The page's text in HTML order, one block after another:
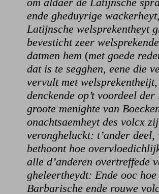
ende gheduyrige
Latijnsche welsprekentheyt
bevesticht zeer
datmen hem (met goede
dat is te segghen, eene die
vervult met
denckende op’t voordeel
groote menighte van
onachtsaemheyt des volcx
verongheluckt: t’ander
bethoont hoe
alle d’anderen overtreffede
gheleertheydt: Ende ooc
Barbarische ende rouwe